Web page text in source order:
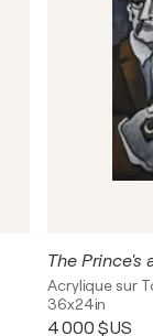
The Prince's
Acrylique sur
36x24in
4 000 $US